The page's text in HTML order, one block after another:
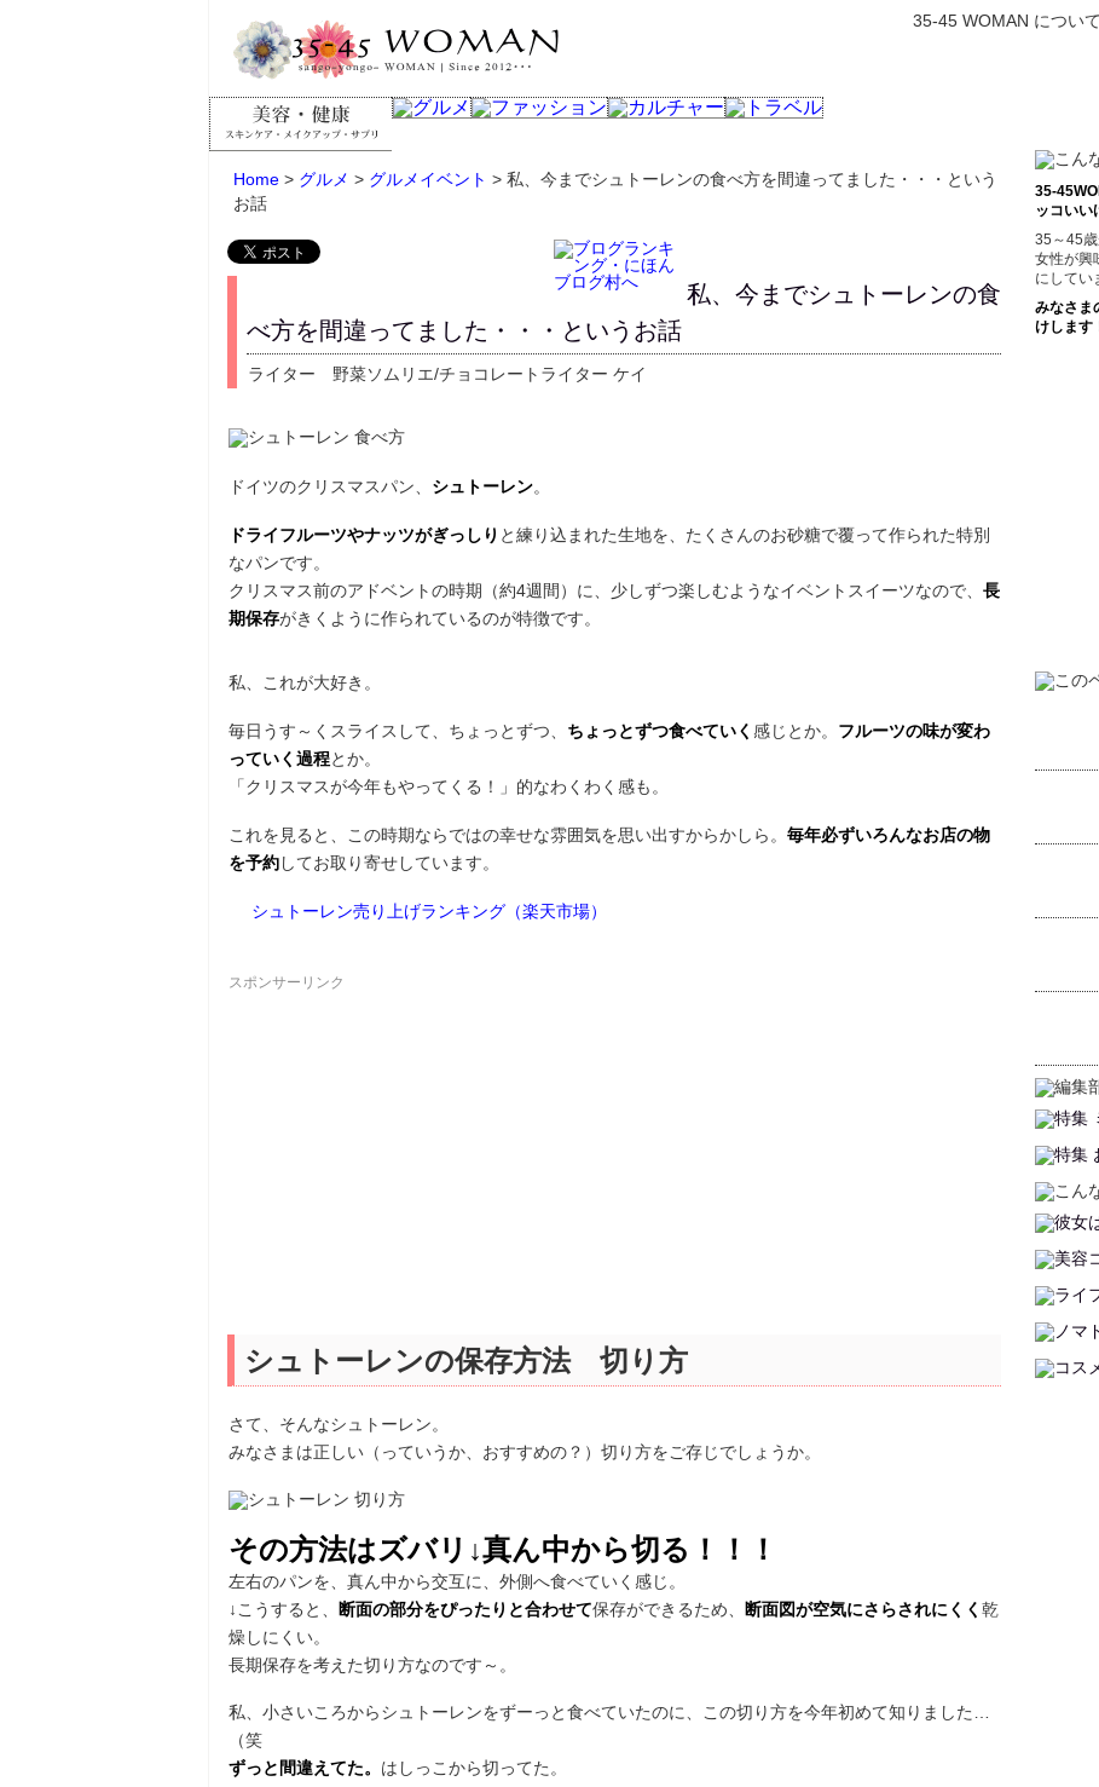
35-45 WOMAN について
Home > グルメ > グルメイベント > 私、今までシュトーレンの食べ方を間違ってました・・・という
お話
私、今までシュトーレンの食
べ方を間違ってました・・・というお話
ライター 野菜ソムリエ/チョコレートライター ケイ
ドイツのクリスマスパン、 シュトーレン。
ドライフルーツやナッツがぎっしり と練り込まれた生地を、たくさんのお砂糖で覆って作られた特別
なパンです。
クリスマス前のアドベントの時期（約4週間）に、少しずつ楽しむようなイベントスイーツなので、 長
期保存がきくように作られているのが特徴です。
私、これが大好き。
毎日うす～くスライスして、ちょっとずつ、 ちょっとずつ食べていく 感じとか。 フルーツの味が変わ
っていく過程とか。
「クリスマスが今年もやってくる！」的なわくわく感も。
これを見ると、この時期ならではの幸せな雰囲気を思い出すからかしら。 毎年必ずいろんなお店の物
を予約してお取り寄せしています。
シュトーレン売り上げランキング（楽天市場）
スポンサーリンク
シュトーレンの保存方法 切り方
さて、そんなシュトーレン。
みなさまは正しい（っていうか、おすすめの？）切り方をご存じでしょうか。
その方法はズバリ↓真ん中から切る！！！
左右のパンを、真ん中から交互に、外側へ食べていく感じ。
↓こうすると、 断面の部分をぴったりと合わせて保存ができるため、 断面図が空気にさらされにくく 乾
燥しにくい。
長期保存を考えた切り方なのです～。
私、小さいころからシュトーレンをずーっと食べていたのに、この切り方を今年初めて知りました…
（笑
ずっと間違えてた。 はしっこから切ってた。
35-
ッコいい
35～45
女性が興
にしてい
みなさま
けします